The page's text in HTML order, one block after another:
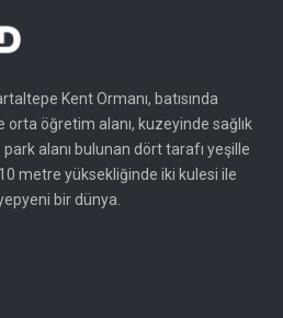
Kent Ormanı, batısında
orta öğretim alanı, kuzeyinde sağlık
alanı bulunan dört tarafı yeşille
metre yüksekliğinde iki kulesi ile
bir dünya.